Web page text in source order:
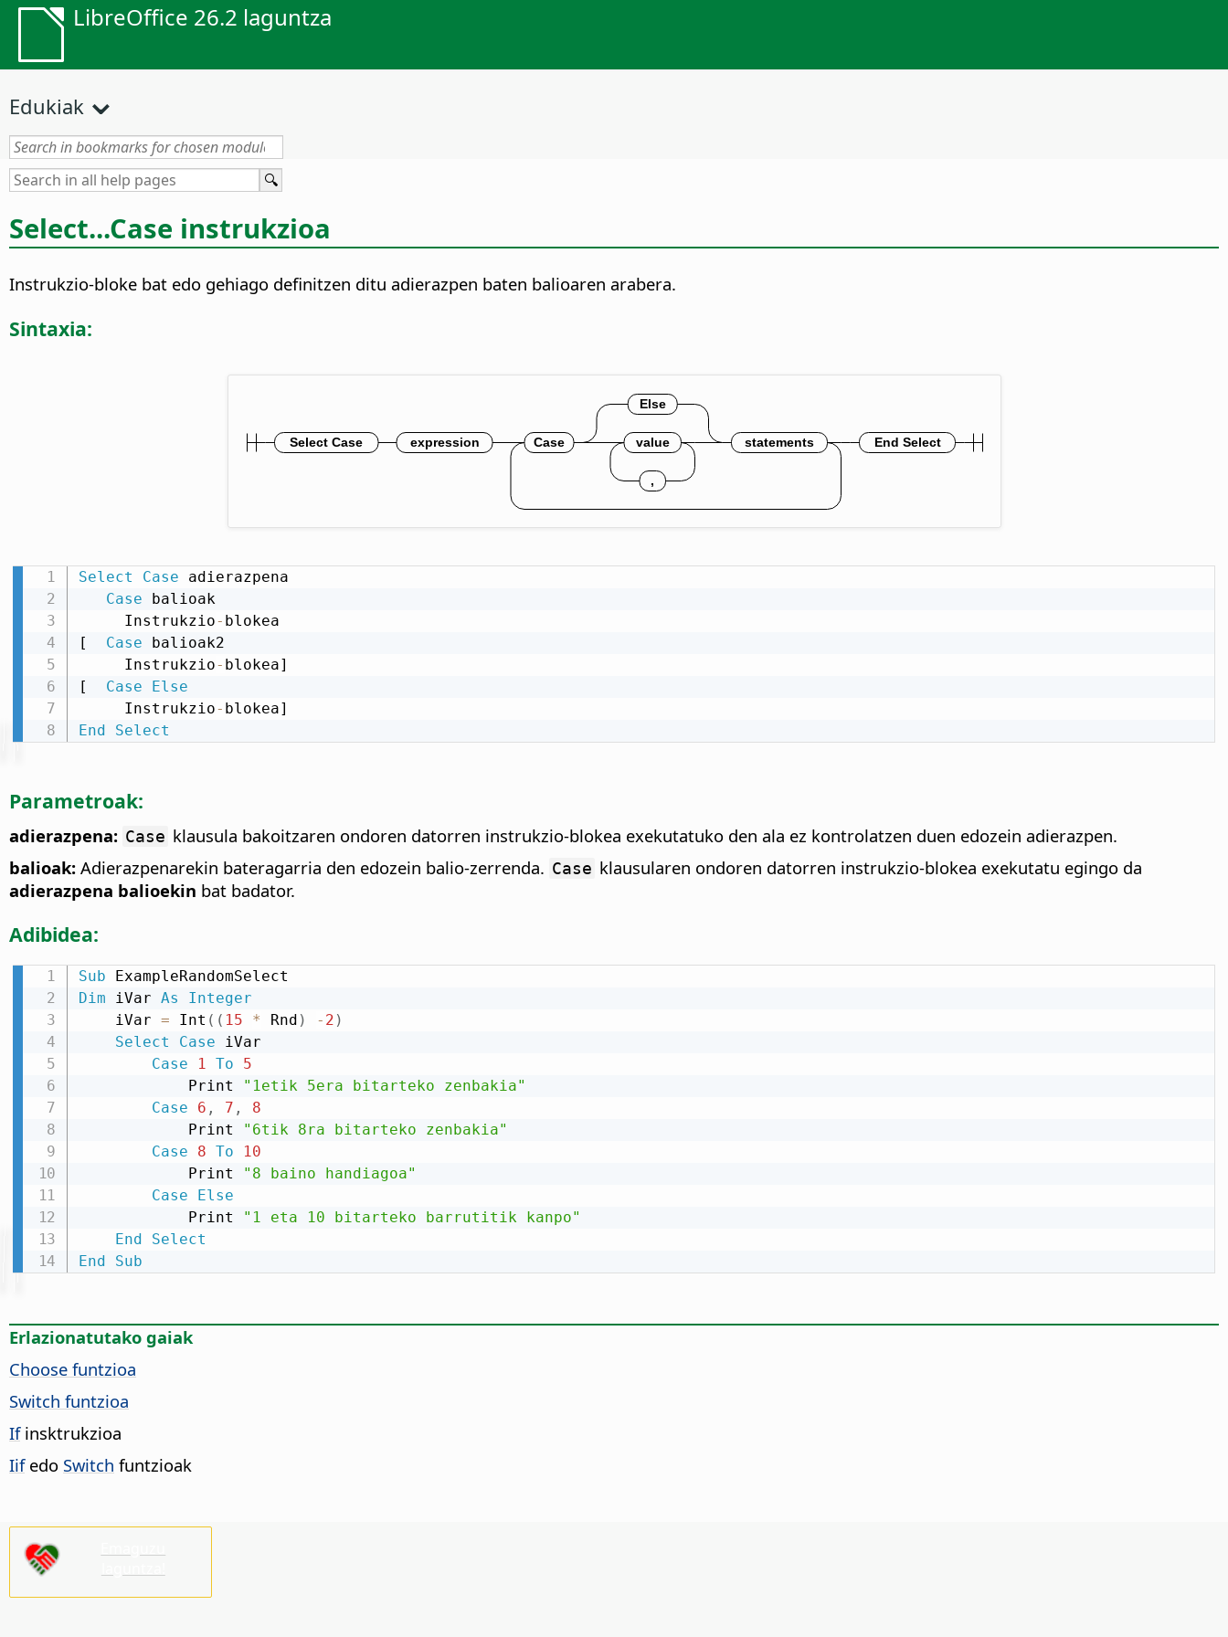
LibreOffice 26.2 laguntza
Edukiak
Select...Case instrukzioa
Instrukzio-bloke bat edo gehiago definitzen ditu adierazpen baten balioaren arabera.
Sintaxia:
Select Case adierazpena
Case balioak
     Instrukzio
- blokea
[ Case balioak2
     Instrukzio
- blokea]
[ Case
Else
     Instrukzio
-
End
Select
Parametroak:
adierazpena: Case klausula bakoitzaren ondoren datorren instrukzio-blokea exekutatuko den ala ez kontrolatzen duen edozein adierazpen.
balioak: Adierazpenarekin bateragarria den edozein balio-zerrenda. Case klausularen ondoren datorren instrukzio-blokea exekutatu egingo da
adierazpena balioekin bat badator.
Adibidea:
Sub
Dim iVar As
Integer
    iVar
= Int ( ( 15 * Rnd ) - 2 )
Select
Case iVar
Case
1 To
5
            Print
"1etik 5era bitarteko zenbakia"
Case
6 , 7 ,
8
            Print
"6tik 8ra bitarteko zenbakia"
Case
8 To
10
            Print
"8 baino handiagoa"
Case
Else
            Print
"1 eta 10 bitarteko barrutitik kanpo"
End
Select
End
Sub
Erlazionatutako gaiak
Choose funtzioa
Switch funtzioa
Ifinsktrukzioa
Iifedo Switch funtzioak